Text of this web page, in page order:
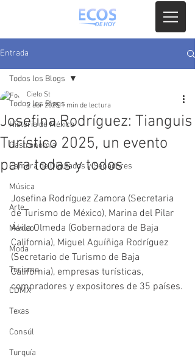
Entrada
Todos los Blogs
Historia de México
Gastronomia
Camara de Diputados y Senadores
Música
Arte
México
Moda
Turismo
CDMX
Texas
Consúl
Turquía
Todos los Blogs
Josefina Rodríguez: Tianguis
Turístico 2025, un evento
para todas y todos
Cielo St
2 abr 2025 1 min de lectura
Josefina Rodríguez Zamora (Secretaria
de Turismo de México), Marina del Pilar
Ávila Olmeda (Gobernadora de Baja
California), Miguel Aguíñiga Rodríguez
(Secretario de Turismo de Baja
California), empresas turísticas,
compradores y expositores de 35 países.